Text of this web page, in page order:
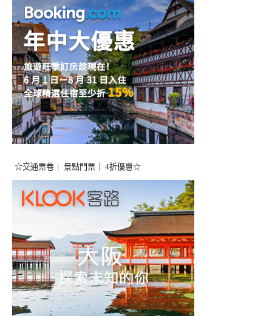
☆交通票卷｜ 景點門票｜ 4折優惠☆